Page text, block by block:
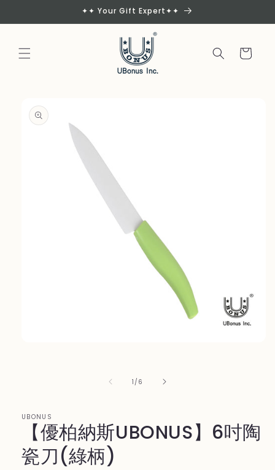
✦✦ Your Gift Expert✦✦
Cart
product
information
1 /of
6
UBONUS
【優柏納斯UBONUS】6吋陶
瓷刀(綠柄)